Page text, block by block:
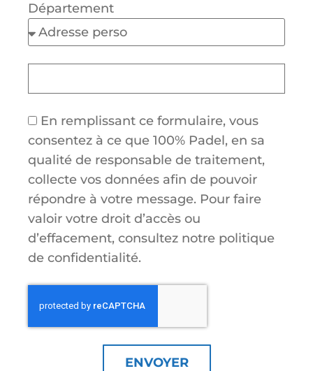
Département
En remplissant ce formulaire, vous
consentez à ce que 100% Padel, en sa
qualité de responsable de traitement,
collecte vos données afin de pouvoir
répondre à votre message. Pour faire
valoir votre droit d’accès ou
d’effacement, consultez notre politique
de confidentialité.
ENVOYER